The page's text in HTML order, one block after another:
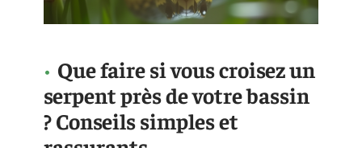
Que faire si vous croisez un
serpent près de votre bassin
? Conseils simples et